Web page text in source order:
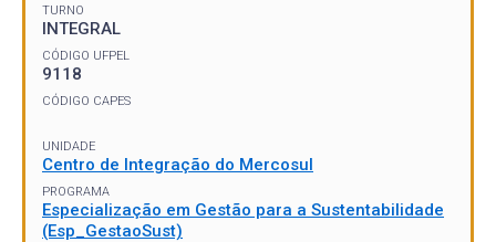
TURNO
INTEGRAL
CÓDIGO UFPEL
9118
CÓDIGO CAPES
UNIDADE
Centro de Integração do Mercosul
PROGRAMA
Especialização em Gestão para a Sustentabilidade
(Esp_GestaoSust)